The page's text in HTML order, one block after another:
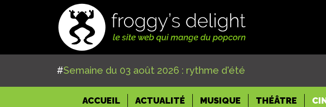
#Semaine du 03 août 2026 : rythme d'été
ACCUEIL(CURRENT)
ACTUALITÉ MUSIQUE THÉÂTRE